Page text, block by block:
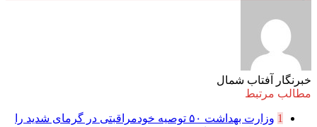
خبرنگار آفتاب شمال
مطالب مرتبط
1
وزارت بهداشت ۵۰ توصیه خودمراقبتی در گرمای شدید را